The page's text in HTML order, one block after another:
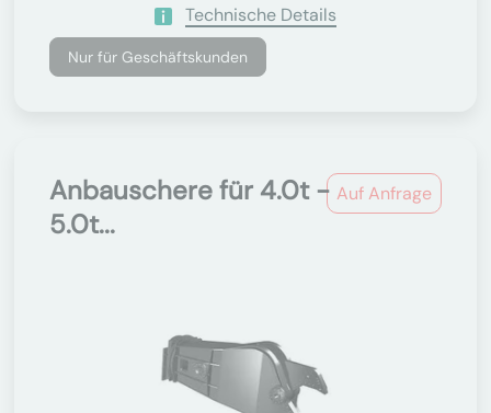
Technische Details
Nur für Geschäftskunden
Auf Anfrage
Anbauschere für 4.0t -
5.0t...